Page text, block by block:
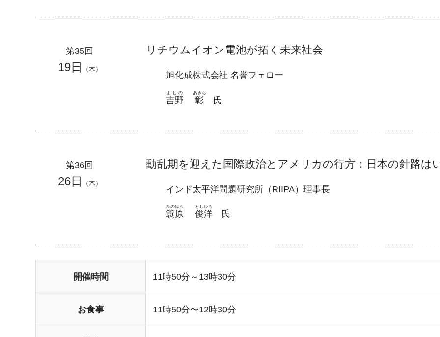
第35回
19日 （木）
リチウムイオン電池が拓く未来社会
旭化成株式会社 名誉フェロー
吉野
よしの
彰
あきら
氏
第36回
26日 （木）
動乱期を迎えた国際政治とアメリカの行方：日本の針路は
インド太平洋問題研究所（RIIPA）理事長
簑原
みのはら
俊洋
としひろ
氏
開催時間 11時50分～13時30分
お食事 11時50分〜12時30分